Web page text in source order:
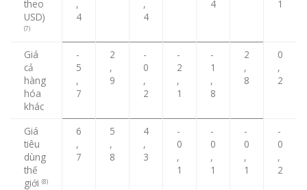
theo
USD)
(7)
,
4
,
4
4
1
Giá
cả
hàng
hóa
khác
-
5
,
7
2
,
9
-
0
,
2
-
2
,
1
-
1
,
8
2
,
8
0
,
2
Giá
tiêu
dùng
thế
giới (8)
6
,
7
5
,
8
4
,
3
-
0
,
1
-
0
,
1
-
0
,
1
-
0
,
2